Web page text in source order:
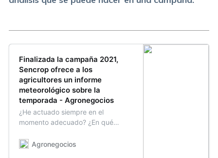
Finalizada la campaña 2021,
Sencrop ofrece a los
agricultores un informe
meteorológico sobre la
temporada - Agronegocios
¿He actuado siempre en el
momento adecuado? ¿En qué
rendimiento? ¿Cómo puedo
Agronegocios